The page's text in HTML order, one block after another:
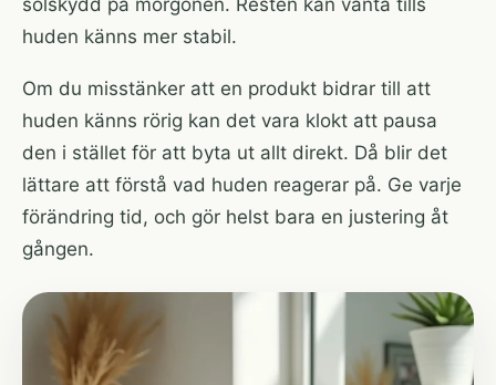
solskydd på morgonen. Resten kan vänta tills
huden känns mer stabil.
Om du misstänker att en produkt bidrar till att
huden känns rörig kan det vara klokt att pausa
den i stället för att byta ut allt direkt. Då blir det
lättare att förstå vad huden reagerar på. Ge varje
förändring tid, och gör helst bara en justering åt
gången.